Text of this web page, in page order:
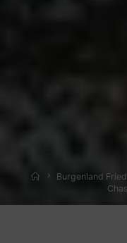
HomeBurgenland